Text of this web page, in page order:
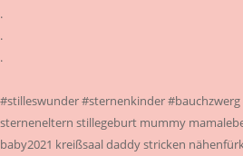
.
.
.
#stilleswunder #sternenkinder
sterneneltern stillegeburt mummy
baby2021 kreißsaal daddy stricken